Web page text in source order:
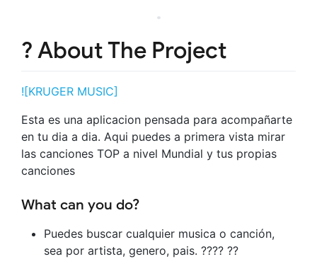
? About The Project
![KRUGER MUSIC]
Esta es una aplicacion pensada para acompañarte
en tu dia a dia. Aqui puedes a primera vista mirar
las canciones TOP a nivel Mundial y tus propias
canciones
What can you do?
Puedes buscar cualquier musica o canción,
sea por artista, genero, pais. ???? ??